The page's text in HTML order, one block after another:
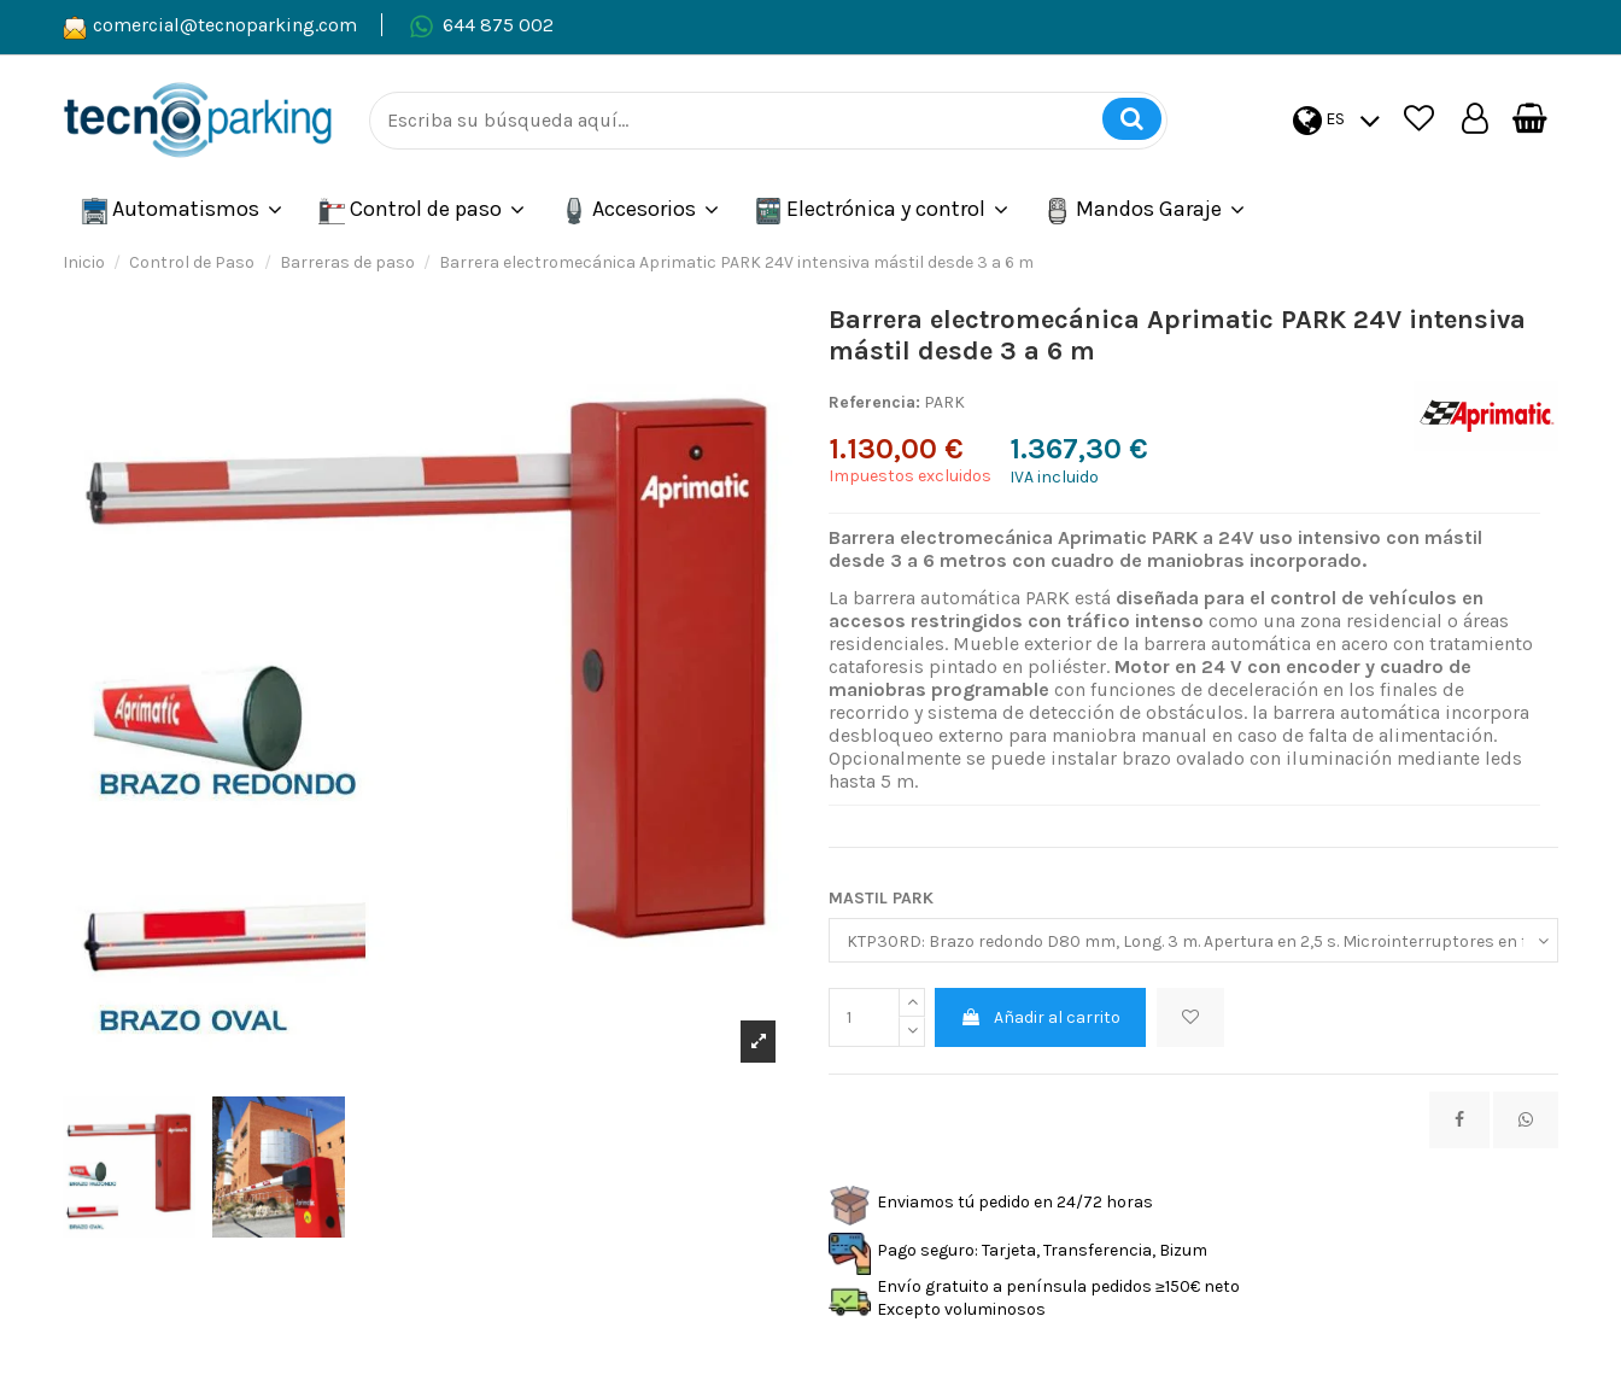
comercial@tecnoparking.com 644 875 002
ES
Automatismos Control de paso Accesorios Electrónica y control Mandos Garaje
Inicio Control de Paso Barreras de paso Barrera electromecánica Aprimatic PARK 24V intensiva mástil desde 3 a 6 m
Barrera electromecánica Aprimatic PARK 24V intensiva
mástil desde 3 a 6 m
Referencia: PARK
1.130,00 €
Impuestos excluidos
1.367,30 €
IVA incluido
Barrera electromecánica Aprimatic PARK a 24V uso intensivo con mástil
desde 3 a 6 metros con cuadro de maniobras incorporado.
La barrera automática PARK está diseñada para el control de vehículos en
accesos restringidos con tráfico intenso como una zona residencial o áreas
residenciales. Mueble exterior de la barrera automática en acero con tratamiento
cataforesis pintado en poliéster. Motor en 24 V con encoder y cuadro de
maniobras programable con funciones de deceleración en los finales de
recorrido y sistema de detección de obstáculos. la barrera automática incorpora
desbloqueo externo para maniobra manual en caso de falta de alimentación.
Opcionalmente se puede instalar brazo ovalado con iluminación mediante leds
hasta 5 m.
MASTIL PARK
Añadir al carrito
Enviamos tú pedido en 24/72 horas
Pago seguro: Tarjeta, Transferencia, Bizum
Envío gratuito a península pedidos ≥150€ neto
Excepto voluminosos